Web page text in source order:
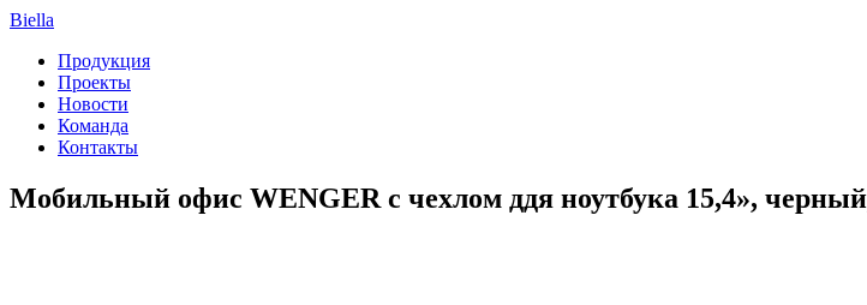
Biella
Продукция
Проекты
Новости
Команда
Контакты
Мобильный офис WENGER с чехлом ддя ноутбука 15,4»,